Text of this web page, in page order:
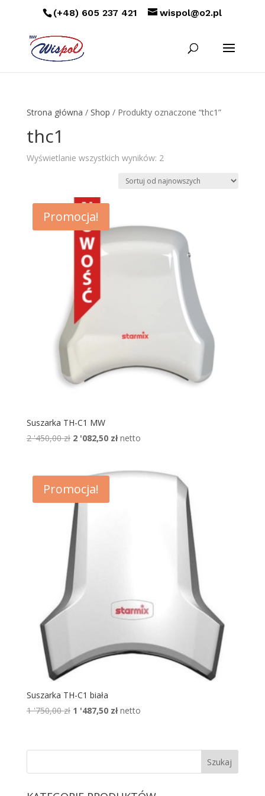
(+48) 605 237 421 wispol@o2.pl
Strona główna / Shop / Produkty oznaczone “thc1”
thc1
Wyświetlanie wszystkich wyników: 2Posortowane
najnowszych
Promocja!
Suszarka TH-C1 MW
2 '450,00zł Pierwotna
2
'450,00 zł.
2 '082,50 złAktualna
2
netto
Promocja!
Suszarka TH-C1 biała
1 '750,00zł Pierwotna
1
1 '487,50 złAktualna
1
netto